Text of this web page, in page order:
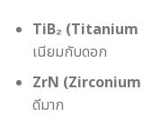
TiB₂
เนียมกับดอก
ZrN
ดีมาก